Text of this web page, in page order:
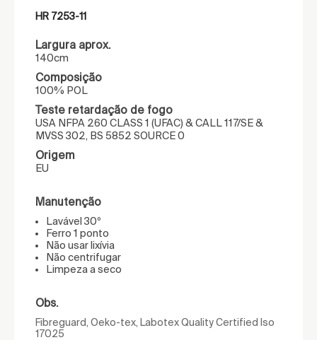
HR 7253-11
Largura aprox.
140cm
Composição
100% POL
Teste retardação de fogo
USA NFPA 260 CLASS 1 (UFAC) & CALL 117/SE &
MVSS 302, BS 5852 SOURCE 0
Origem
EU
Manutenção
Lavável 30º
Ferro 1 ponto
Não usar lixívia
Não centrifugar
Limpeza a seco
Obs.
Fibreguard, Oeko-tex, Labotex Quality Certified Iso
17025